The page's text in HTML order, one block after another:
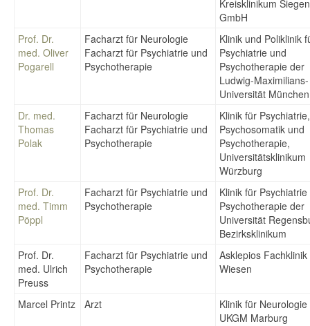
Kreisklinikum Siegen
GmbH
Prof. Dr.
med. Oliver
Pogarell
Facharzt für Neurologie
Facharzt für Psychiatrie und
Psychotherapie
Klinik und Poliklinik
Psychiatrie und
Psychotherapie der
Ludwig-Maximilians-
Universität München
Dr. med.
Thomas
Polak
Facharzt für Neurologie
Facharzt für Psychiatrie und
Psychotherapie
Klinik für Psychiatrie,
Psychosomatik und
Psychotherapie,
Universitätsklinikum
Würzburg
Prof. Dr.
med. Timm
Pöppl
Facharzt für Psychiatrie und
Psychotherapie
Klinik für
Psychotherapie der
Universität
Bezirksklinikum
Prof. Dr.
med. Ulrich
Preuss
Facharzt für Psychiatrie und
Psychotherapie
Asklepios Fachklinik
Wiesen
Marcel Printz Arzt
Klinik für Neurologie
UKGM Marburg